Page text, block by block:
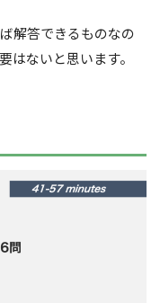
解答できるものなの
はないと思います。